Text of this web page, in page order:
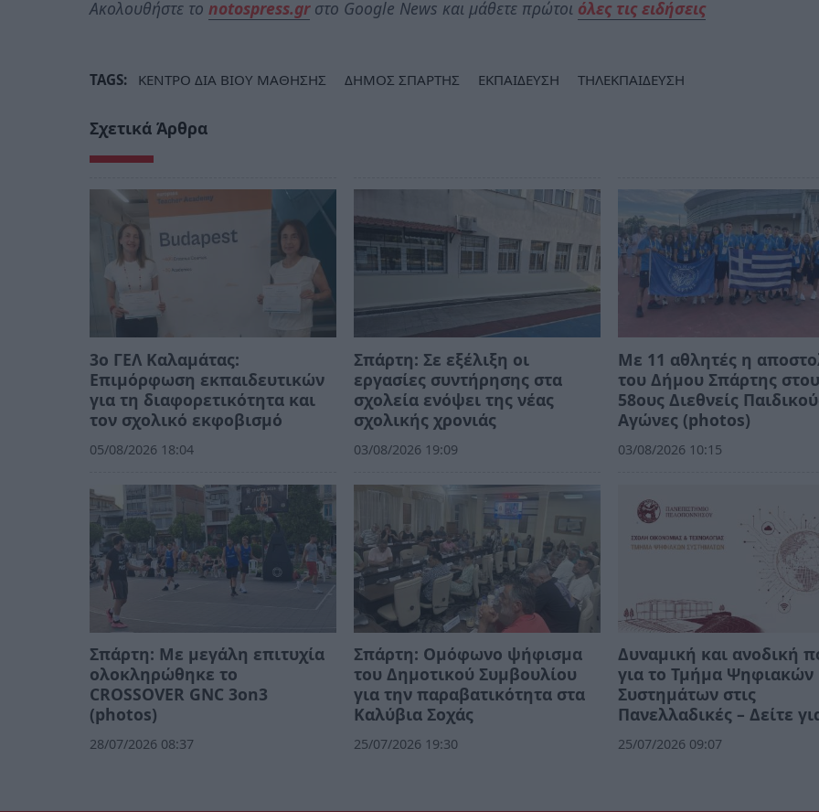
Ακολουθήστε το notospress.grστο Google News και μάθετε πρώτοι όλες τις ειδήσεις
TAGS: ΚΕΝΤΡΟ ΔΙΑ ΒΙΟΥ ΜΑΘΗΣΗΣ ΔΗΜΟΣ ΣΠΑΡΤΗΣ ΕΚΠΑΙΔΕΥΣΗ ΤΗΛΕΚΠΑΙΔΕΥΣΗ
Σχετικά Άρθρα
3ο ΓΕΛ Καλαμάτας:
Επιμόρφωση εκπαιδευτικών
για τη διαφορετικότητα και
τον σχολικό εκφοβισμό
05/08/2026 18:04
Σπάρτη: Σε εξέλιξη οι
εργασίες συντήρησης στα
σχολεία ενόψει της νέας
σχολικής χρονιάς
03/08/2026 19:09
Με 11 αθλητές η
του Δήμου Σπάρτης
58ους Διεθνείς
Αγώνες (photos)
03/08/2026 10:15
Σπάρτη: Με μεγάλη επιτυχία
ολοκληρώθηκε το
CROSSOVER GNC 3on3
(photos)
28/07/2026 08:37
Σπάρτη: Ομόφωνο ψήφισμα
του Δημοτικού Συμβουλίου
για την παραβατικότητα στα
Καλύβια Σοχάς
25/07/2026 19:30
Δυναμική και ανοδική
για το Τμήμα Ψηφιακών
Συστημάτων στις
Πανελλαδικές – Δείτε
25/07/2026 09:07